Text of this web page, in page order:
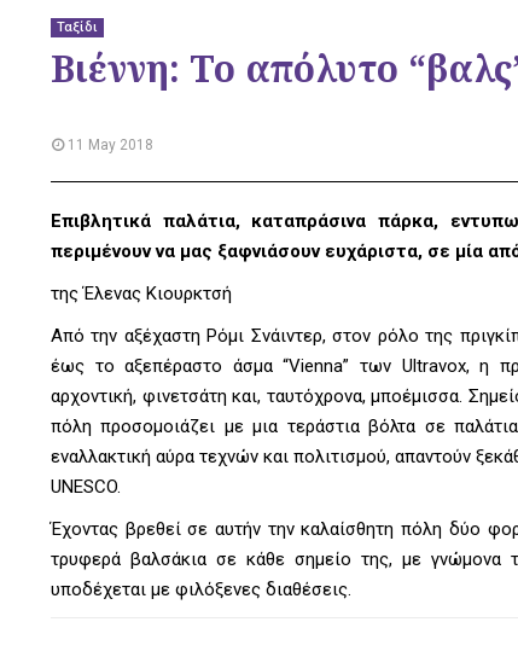
Ταξίδι
Bιέννη: Το απόλυτο
11 May 2018
Επιβλητικά παλάτια, καταπράσινα πάρκα,
περιμένουν να μας ξαφνιάσουν ευχάριστα, σε μία
της Έλενας Κιουρκτσή
Από την αξέχαστη Ρόμι Σνάιντερ, στον ρόλο της
έως το αξεπέραστο άσμα “Vienna” των Ultravox, η
αρχοντική, φινετσάτη και, ταυτόχρονα, μποέμισσα.
πόλη προσομοιάζει με μια τεράστια βόλτα σε
εναλλακτική αύρα τεχνών και πολιτισμού, απαντούν
UNESCO.
Έχοντας βρεθεί σε αυτήν την καλαίσθητη πόλη δύο
τρυφερά βαλσάκια σε κάθε σημείο της, με γνώμονα
υποδέχεται με φιλόξενες διαθέσεις.